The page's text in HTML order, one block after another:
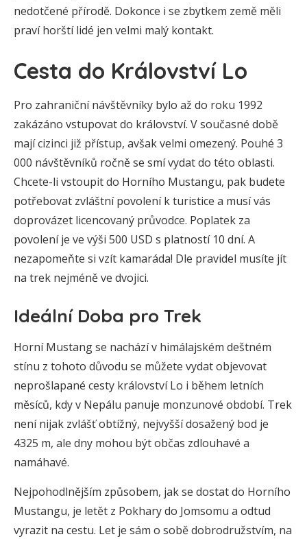
nedotčené přírodě. Dokonce i se zbytkem země měli
praví horští lidé jen velmi malý kontakt.
Cesta do Království Lo
Pro zahraniční návštěvníky bylo až do roku 1992
zakázáno vstupovat do království. V současné době
mají cizinci již přístup, avšak velmi omezený. Pouhé 3
000 návštěvníků ročně se smí vydat do této oblasti.
Chcete-li vstoupit do Horního Mustangu, pak budete
potřebovat zvláštní povolení k turistice a musí vás
doprovázet licencovaný průvodce. Poplatek za
povolení je ve výši 500 USD s platností 10 dní. A
nezapomeňte si vzít kamaráda! Dle pravidel musíte jít
na trek nejméně ve dvojici.
Ideální Doba pro Trek
Horní Mustang se nachází v himálajském deštném
stínu z tohoto důvodu se můžete vydat objevovat
neprošlapané cesty království Lo i během letních
měsíců, kdy v Nepálu panuje monzunové období. Trek
není nijak zvlášť obtížný, nejvyšší dosažený bod je
4325 m, ale dny mohou být občas zdlouhavé a
namáhavé.
Nejpohodlnějším způsobem, jak se dostat do Horního
Mustangu, je letět z Pokhary do Jomsomu a odtud
vyrazit na cestu. Let je sám o sobě dobrodružstvím, na